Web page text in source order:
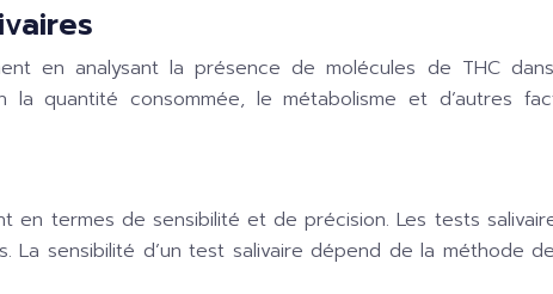
en analysant la présence de molécules de THC
quantité consommée, le métabolisme et d’autres
termes de sensibilité et de précision. Les tests
La sensibilité d’un test salivaire dépend de la